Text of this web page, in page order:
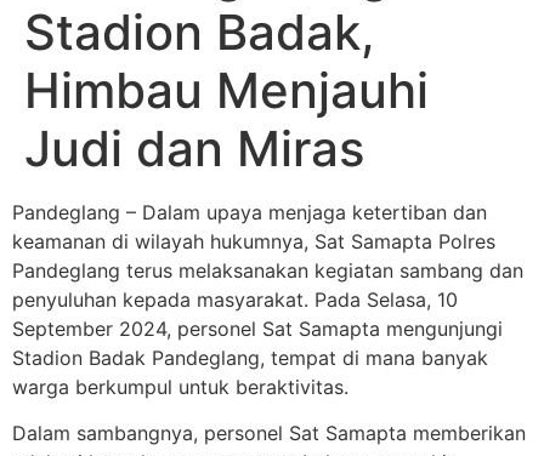
Stadion Badak,
Himbau Menjauhi
Judi dan Miras
Pandeglang – Dalam upaya menjaga ketertiban dan
keamanan di wilayah hukumnya, Sat Samapta Polres
Pandeglang terus melaksanakan kegiatan sambang dan
penyuluhan kepada masyarakat. Pada Selasa, 10
September 2024, personel Sat Samapta mengunjungi
Stadion Badak Pandeglang, tempat di mana banyak
warga berkumpul untuk beraktivitas.
Dalam sambangnya, personel Sat Samapta memberikan